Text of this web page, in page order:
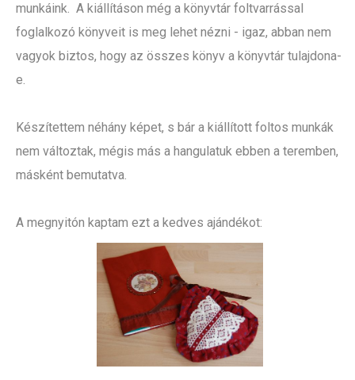
munkáink. A kiállításon még a könyvtár foltvarrással
foglalkozó könyveit is meg lehet nézni - igaz, abban nem
vagyok biztos, hogy az összes könyv a könyvtár tulajdona-
e.
Készítettem néhány képet, s bár a kiállított foltos munkák
nem változtak, mégis más a hangulatuk ebben a teremben,
másként bemutatva.
A megnyitón kaptam ezt a kedves ajándékot: